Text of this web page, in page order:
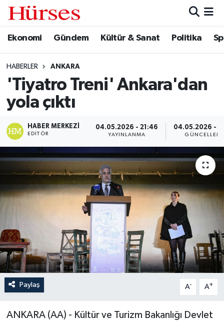
Ekonomi Gündem Kültür & Sanat Politika
HABERLER ANKARA
'Tiyatro Treni' Ankara'dan
yola çıktı
HABER MERKEZI
EDITÖR
04.05.2026 - 21:46
YAYINLANMA
04.05.2026 -
Paylaş A- A+
ANKARA (AA) - Kültür ve Turizm Bakanlığı Devlet
Ekonomi
Gündem
Kültür & Sanat
Hava Durumu
Trafik Durumu
Süper Lig Puan Durumu ve Fikstür
Haber Arşivi